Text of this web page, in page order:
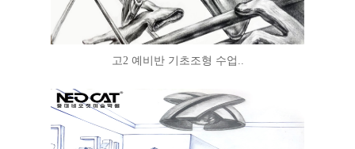
고2 예비반 기초조형 수업..